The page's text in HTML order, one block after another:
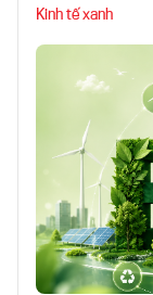
Kinh tế xanh